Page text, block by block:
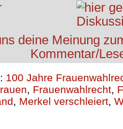
100 Jahre
, Frauenwahlrecht,
, Merkel verschleiert,